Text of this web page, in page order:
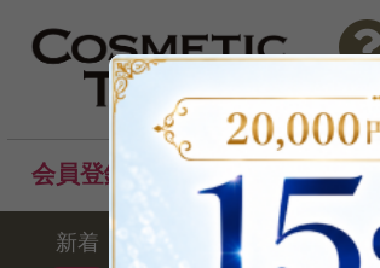
問い
会員登録後のお買い物でポイン
新着
セール ラ